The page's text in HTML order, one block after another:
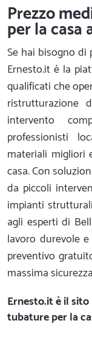
Prezzo
per la casa
Se hai bisogno di
Ernesto.it è la
qualificati che
ristrutturazione
intervento
professionisti
materiali migliori
casa. Con
da piccoli
impianti
agli esperti di
lavoro durevole
preventivo
massima
Ernesto.itè il
tubature per la